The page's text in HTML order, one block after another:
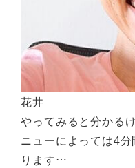
花井
やってみると分かる
ニューによっては4
ります…